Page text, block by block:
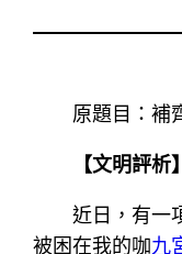
原題目：補
【文明評析】
近日，有一
被困在我的咖九